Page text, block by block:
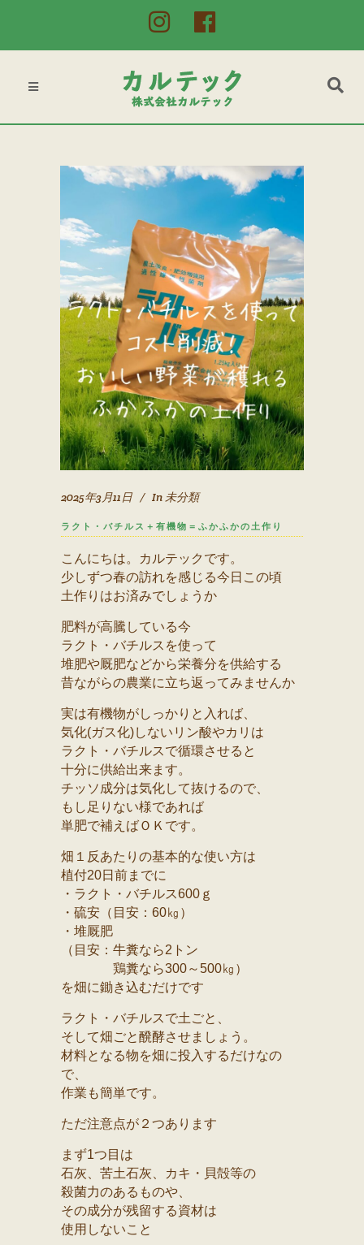
2025年3月11日 In 未分類
ラクト・バチルス＋有機物＝ふかふかの土作り
こんにちは。カルテックです。
少しずつ春の訪れを感じる今日この頃
土作りはお済みでしょうか
肥料が高騰している今
ラクト・バチルスを使って
堆肥や厩肥などから栄養分を供給する
昔ながらの農業に立ち返ってみませんか
実は有機物がしっかりと入れば、
気化(ガス化)しないリン酸やカリは
ラクト・バチルスで循環させると
十分に供給出来ます。
チッソ成分は気化して抜けるので、
もし足りない様であれば
単肥で補えばＯＫです。
畑１反あたりの基本的な使い方は
植付20日前までに
・ラクト・バチルス600ｇ
・硫安（目安：60㎏）
・堆厩肥
（目安：牛糞なら2トン
鶏糞なら300～500㎏）
を畑に鋤き込むだけです
ラクト・バチルスで土ごと、
そして畑ごと醗酵させましょう。
材料となる物を畑に投入するだけなの
で、
作業も簡単です。
ただ注意点が２つあります
まず1つ目は
石灰、苦土石灰、カキ・貝殻等の
殺菌力のあるものや、
その成分が残留する資材は
使用しないこと